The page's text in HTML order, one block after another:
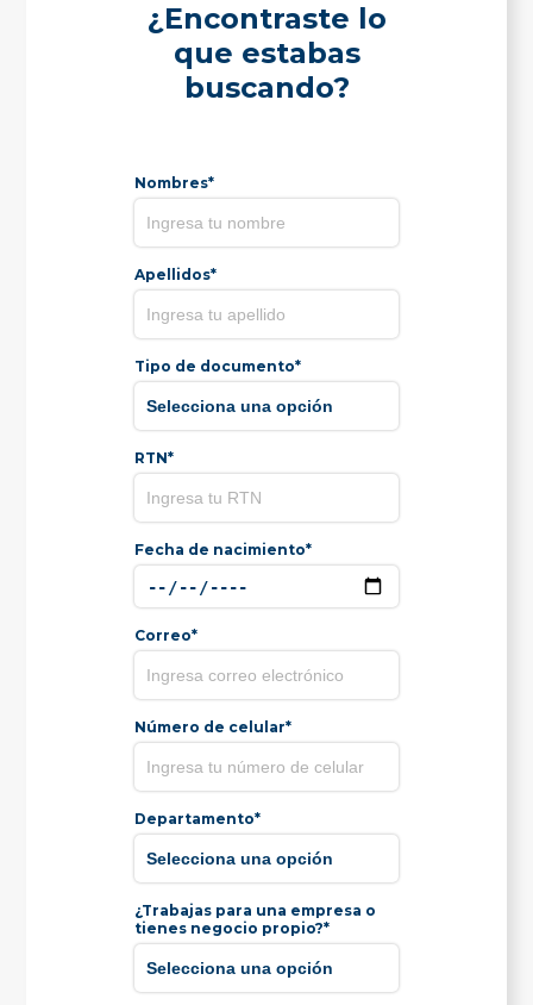
¿Encontraste lo
que estabas
buscando?
Nombres*
Apellidos*
Tipo de documento*
RTN*
Fecha de nacimiento*
Correo*
Número de celular*
Departamento*
¿Trabajas para una empresa o
tienes negocio propio?*